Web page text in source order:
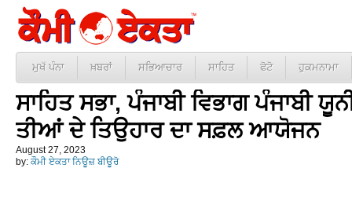
ਮੁਖੱ ਪੰਨਾ ਖ਼ਬਰਾਂ ਸਭਿਆਚਾਰ ਸਾਹਿਤ ਫੋਟੋ ਹੁਕਮਨਾਮਾ
ਸਾਹਿਤ ਸਭਾ, ਪੰਜਾਬੀ ਵਿਭਾਗ ਪੰਜਾਬੀ
ਤੀਆਂ ਦੇ ਤਿਉਹਾਰ ਦਾ ਸਫ਼ਲ ਆਯੋਜਨ
August 27, 2023
by: ਕੌਮੀ ਏਕਤਾ ਨਿਊਜ਼ ਬੀਊਰੋ